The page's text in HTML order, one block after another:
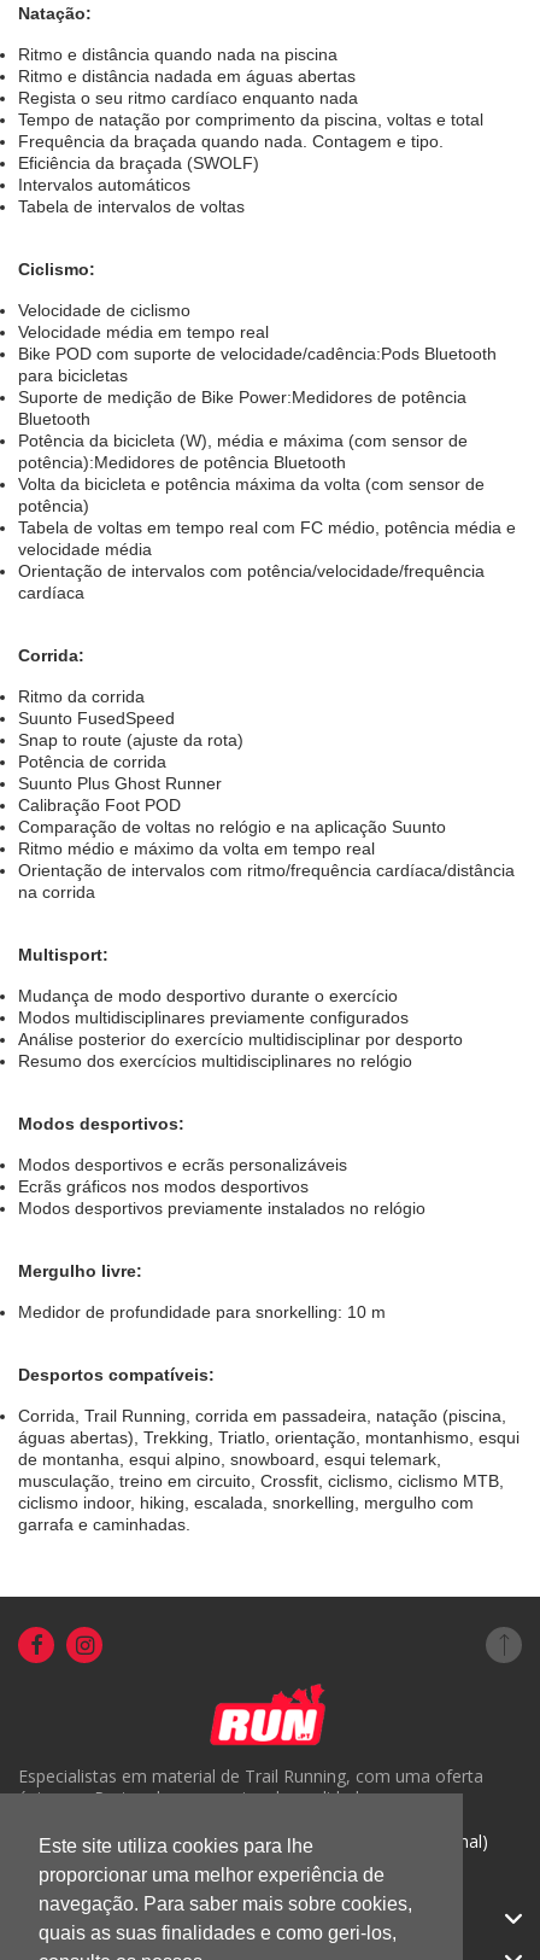
Este site utiliza cookies para lhe
proporcionar uma melhor experiência de
navegação. Para saber mais sobre cookies,
quais as suas finalidades e como geri-los,
Natação:
Ritmo e distância quando nada na piscina
Ritmo e distância nadada em águas abertas
Regista o seu ritmo cardíaco enquanto nada
Tempo de natação por comprimento da piscina, voltas e total
Frequência da braçada quando nada. Contagem e tipo.
Eficiência da braçada (SWOLF)
Intervalos automáticos
Tabela de intervalos de voltas
Ciclismo:
Velocidade de ciclismo
Velocidade média em tempo real
Bike POD com suporte de velocidade/cadência:Pods Bluetooth
para bicicletas
Suporte de medição de Bike Power:Medidores de potência
Bluetooth
Potência da bicicleta (W), média e máxima (com sensor de
potência):Medidores de potência Bluetooth
Volta da bicicleta e potência máxima da volta (com sensor de
potência)
Tabela de voltas em tempo real com FC médio, potência média e
velocidade média
Orientação de intervalos com potência/velocidade/frequência
cardíaca
Corrida:
Ritmo da corrida
Suunto FusedSpeed
Snap to route (ajuste da rota)
Potência de corrida
Suunto Plus Ghost Runner
Calibração Foot POD
Comparação de voltas no relógio e na aplicação Suunto
Ritmo médio e máximo da volta em tempo real
Orientação de intervalos com ritmo/frequência cardíaca/distância
na corrida
Multisport:
Mudança de modo desportivo durante o exercício
Modos multidisciplinares previamente configurados
Análise posterior do exercício multidisciplinar por desporto
Resumo dos exercícios multidisciplinares no relógio
Modos desportivos:
Modos desportivos e ecrãs personalizáveis
Ecrãs gráficos nos modos desportivos
Modos desportivos previamente instalados no relógio
Mergulho livre:
Medidor de profundidade para snorkelling: 10 m
Desportos compatíveis:
Corrida, Trail Running, corrida em passadeira, natação (piscina,
águas abertas), Trekking, Triatlo, orientação, montanhismo, esqui
de montanha, esqui alpino, snowboard, esqui telemark,
musculação, treino em circuito, Crossfit, ciclismo, ciclismo MTB,
ciclismo indoor, hiking, escalada, snorkelling, mergulho com
garrafa e caminhadas.
Especialistas em material de Trail Running, com uma oferta
única em Portugal e um serviço de qualidade.
( +351) 918816191 (Chamada para rede móvel nacional)
geral@run.pt